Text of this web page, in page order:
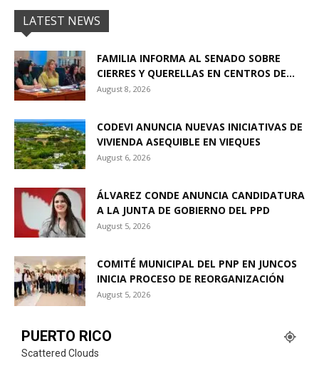
LATEST NEWS
FAMILIA INFORMA AL SENADO SOBRE
CIERRES Y QUERELLAS EN CENTROS DE...
August 8, 2026
CODEVI ANUNCIA NUEVAS INICIATIVAS DE
VIVIENDA ASEQUIBLE EN VIEQUES
August 6, 2026
ÁLVAREZ CONDE ANUNCIA CANDIDATURA
A LA JUNTA DE GOBIERNO DEL PPD
August 5, 2026
COMITÉ MUNICIPAL DEL PNP EN JUNCOS
INICIA PROCESO DE REORGANIZACIÓN
August 5, 2026
PUERTO RICO
Scattered Clouds